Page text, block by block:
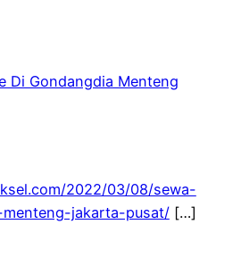
Di Gondangdia Menteng
2022/03/08/sewa-
jakarta-pusat/[…]